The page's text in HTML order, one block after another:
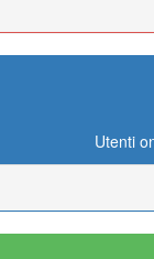
Utenti